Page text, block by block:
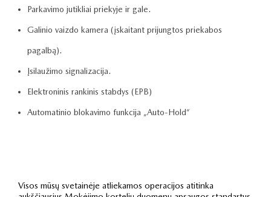
Parkavimo jutikliai priekyje ir gale.
Galinio vaizdo kamera (įskaitant prijungtos priekabos
pagalbą).
Įsilaužimo signalizacija.
Elektroninis rankinis stabdys (EPB)
Automatinio blokavimo funkcija „Auto-Hold“
Visos mūsų svetainėje atliekamos operacijos atitinka